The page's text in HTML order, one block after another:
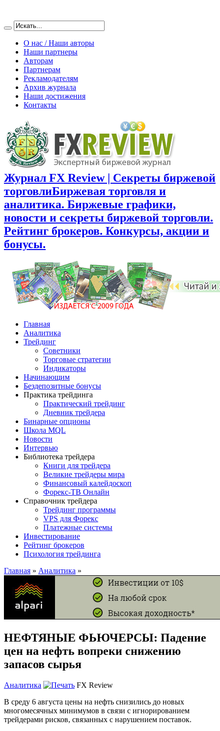
О нас / Наши авторы
Наши партнеры
Авторам
Партнерам
Рекламодателям
Архив журнала
Наши достижения
Контакты
Журнал FX Review | Секреты биржевой
торговлиБиржевая торговля и
аналитика. Биржевые графики,
новости и секреты биржевой торговли.
Рейтинг брокеров. Конкурсы, акции и
бонусы.
Главная
Аналитика
Трейдинг
Советники
Торговые стратегии
Индикаторы
Начинающим
Бездепозитные бонусы
Практика трейдинга
Практический трейдинг
Дневник трейдера
Бинарные опционы
Школа MQL
Новости
Интервью
Библиотека трейдера
Книги для трейдера
Великие трейдеры мира
Финансовый калейдоскоп
Форекс-ТВ Онлайн
Справочник трейдера
Трейдинг программы
VPS для Форекс
Платежные системы
Инвестирование
Рейтинг брокеров
Психология трейдинга
Главная » Аналитика »
НЕФТЯНЫЕ ФЬЮЧЕРСЫ: Падение
цен на нефть вопреки снижению
запасов сырья
Аналитика
FX Review
В среду 6 августа цены на нефть снизились до новых
многомесячных минимумов в связи с игнорированием
трейдерами рисков, связанных с нарушением поставок.